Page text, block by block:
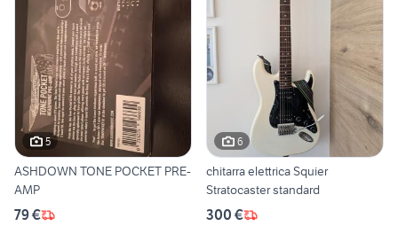
5
ASHDOWN TONE POCKET PRE-
AMP
79 €
6
chitarra elettrica Squier
Stratocaster standard
300 €